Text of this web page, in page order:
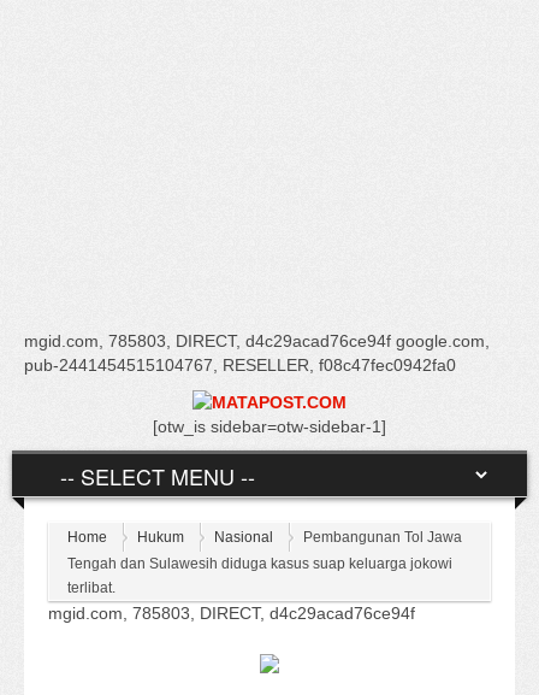
mgid.com, 785803, DIRECT, d4c29acad76ce94f google.com,
pub-2441454515104767, RESELLER, f08c47fec0942fa0
[otw_is sidebar=otw-sidebar-1]
Home Hukum Nasional
Pembangunan Tol Jawa
Tengah dan Sulawesih diduga kasus suap keluarga jokowi
terlibat.
mgid.com, 785803, DIRECT, d4c29acad76ce94f